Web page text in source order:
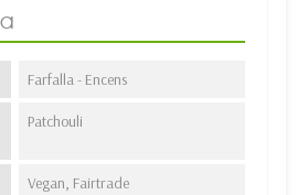
Farfalla - Encens
Patchouli
Vegan, Fairtrade